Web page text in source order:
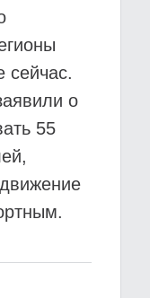
сейчас.
о
55